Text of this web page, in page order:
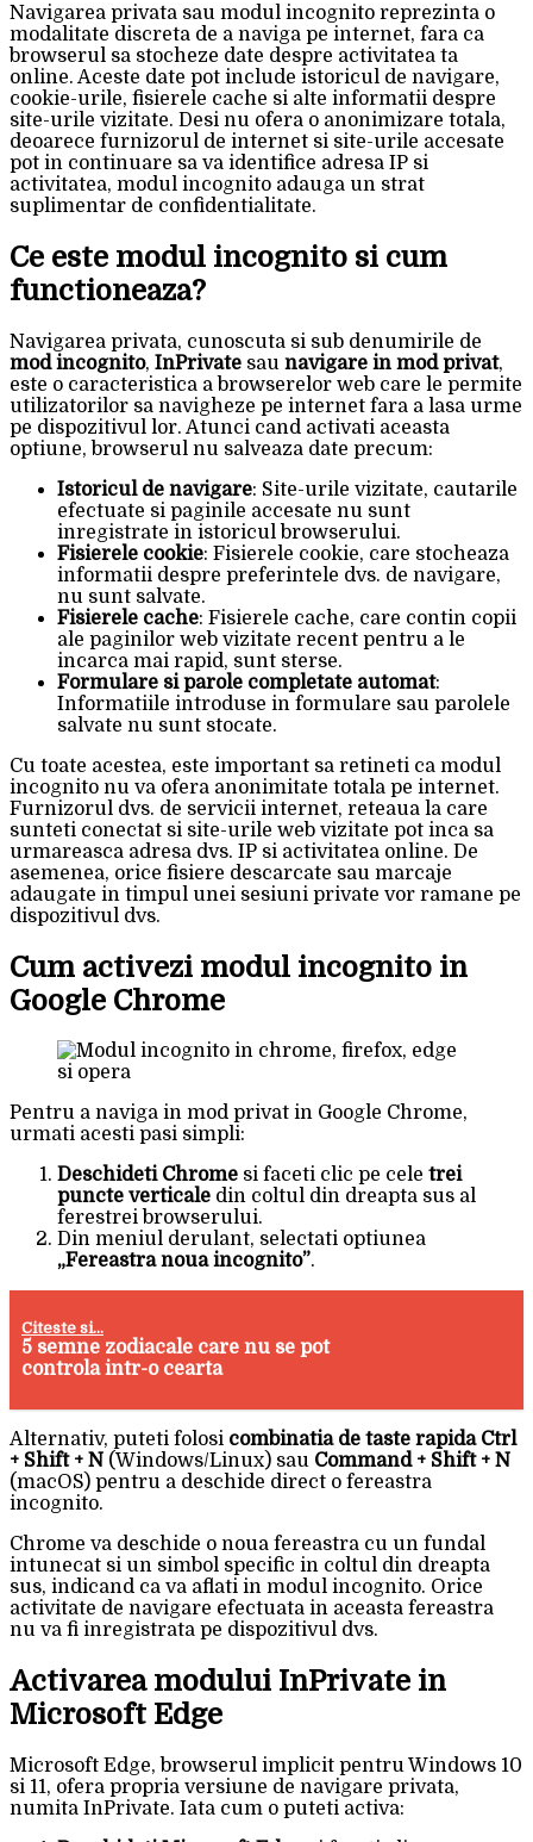
Navigarea privata sau modul incognito reprezinta o
modalitate discreta de a naviga pe internet, fara ca
browserul sa stocheze date despre activitatea ta
online. Aceste date pot include istoricul de navigare,
cookie-urile, fisierele cache si alte informatii despre
site-urile vizitate. Desi nu ofera o anonimizare totala,
deoarece furnizorul de internet si site-urile accesate
pot in continuare sa va identifice adresa IP si
activitatea, modul incognito adauga un strat
suplimentar de confidentialitate.
Ce este modul incognito si cum
functioneaza?
Navigarea privata, cunoscuta si sub denumirile de
mod incognito, InPrivate sau navigare in mod privat,
este o caracteristica a browserelor web care le permite
utilizatorilor sa navigheze pe internet fara a lasa urme
pe dispozitivul lor. Atunci cand activati aceasta
optiune, browserul nu salveaza date precum:
Istoricul de navigare: Site-urile vizitate, cautarile
efectuate si paginile accesate nu sunt
inregistrate in istoricul browserului.
Fisierele cookie: Fisierele cookie, care stocheaza
informatii despre preferintele dvs. de navigare,
nu sunt salvate.
Fisierele cache: Fisierele cache, care contin copii
ale paginilor web vizitate recent pentru a le
incarca mai rapid, sunt sterse.
Formulare si parole completate automat:
Informatiile introduse in formulare sau parolele
salvate nu sunt stocate.
Cu toate acestea, este important sa retineti ca modul
incognito nu va ofera anonimitate totala pe internet.
Furnizorul dvs. de servicii internet, reteaua la care
sunteti conectat si site-urile web vizitate pot inca sa
urmareasca adresa dvs. IP si activitatea online. De
asemenea, orice fisiere descarcate sau marcaje
adaugate in timpul unei sesiuni private vor ramane pe
dispozitivul dvs.
Cum activezi modul incognito in
Google Chrome
Pentru a naviga in mod privat in Google Chrome,
urmati acesti pasi simpli:
Deschideti Chrome si faceti clic pe cele trei
puncte verticale din coltul din dreapta sus al
ferestrei browserului.
Din meniul derulant, selectati optiunea
„Fereastra noua incognito”.
Citeste si...
5 semne zodiacale care nu se pot
controla intr-o cearta
Alternativ, puteti folosi combinatia de taste rapida Ctrl
+ Shift + N (Windows/Linux) sau Command + Shift + N
(macOS) pentru a deschide direct o fereastra
incognito.
Chrome va deschide o noua fereastra cu un fundal
intunecat si un simbol specific in coltul din dreapta
sus, indicand ca va aflati in modul incognito. Orice
activitate de navigare efectuata in aceasta fereastra
nu va fi inregistrata pe dispozitivul dvs.
Activarea modului InPrivate in
Microsoft Edge
Microsoft Edge, browserul implicit pentru Windows 10
si 11, ofera propria versiune de navigare privata,
numita InPrivate. Iata cum o puteti activa: